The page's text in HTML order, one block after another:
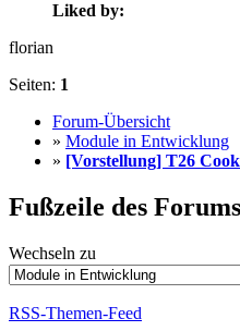
Liked by:
florian
Seiten: 1
Forum-Übersicht
» Module in Entwicklung
» [Vorstellung] T26
Fußzeile des Forums
Wechseln zu
RSS-Themen-Feed